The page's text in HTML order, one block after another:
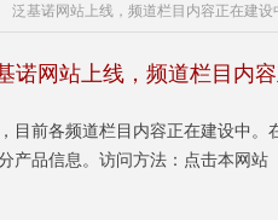
诺网站上线，频道栏目内
泛基诺网站上线，频道栏目内容正在建设
目前各频道栏目内容正在建设中
产品信息。访问方法：点击本网